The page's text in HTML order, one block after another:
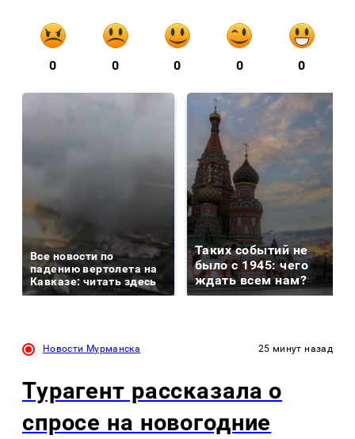
0 0 0 0 0
Все новости по
падению вертолета на
Кавказе: читать здесь
Таких событий не
было с 1945: чего
ждать всем нам?
Новости Мурманска 25 минут назад
Турагент рассказала о
спросе на новогодние